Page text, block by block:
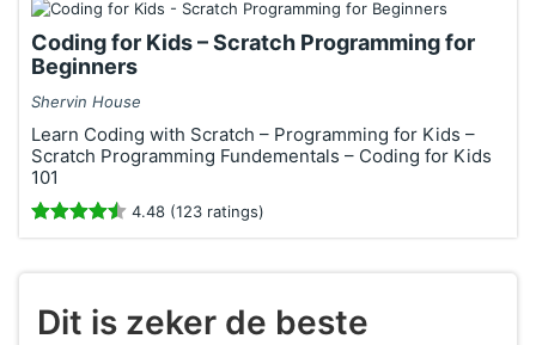
Coding for Kids – Scratch Programming for
Beginners
Shervin House
Learn Coding with Scratch – Programming for Kids –
Scratch Programming Fundementals – Coding for Kids
101
4.48 (123 ratings)
Dit is zeker de beste